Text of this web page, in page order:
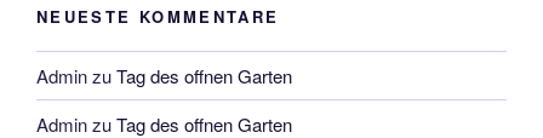
NEUESTE KOMMENTARE
AdminzuTag des offnen Garten
AdminzuTag des offnen Garten